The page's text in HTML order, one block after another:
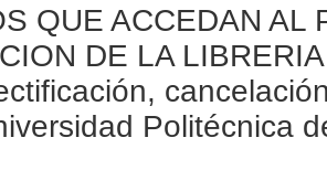
QUE ACCEDAN AL
DE LA
Politécnica